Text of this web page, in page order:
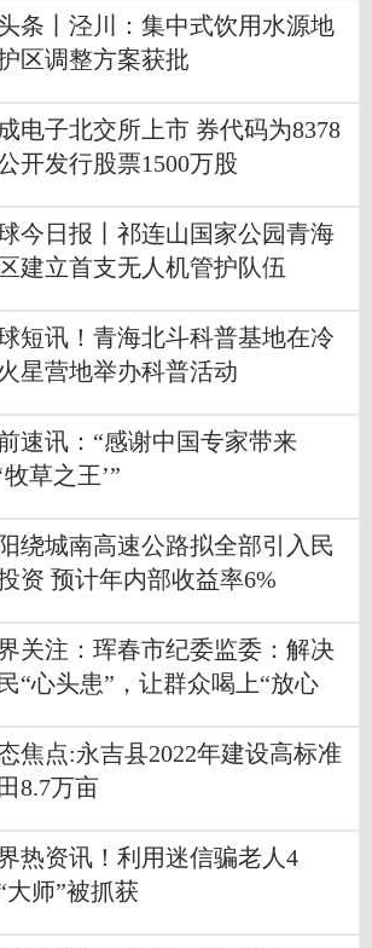
条丨泾川：集中式饮用水源地
区调整方案获批
电子北交所上市 券代码为8378
开发行股票1500万股
今日报丨祁连山国家公园青海
建立首支无人机管护队伍
短讯！青海北斗科普基地在冷
星营地举办科普活动
速讯：“感谢中国专家带来
牧草之王’”
绕城南高速公路拟全部引入民
资 预计年内部收益率6%
关注：珲春市纪委监委：解决
“心头患”，让群众喝上“放心
焦点:永吉县2022年建设高标准
8.7万亩
热资讯！利用迷信骗老人4
大师”被抓获